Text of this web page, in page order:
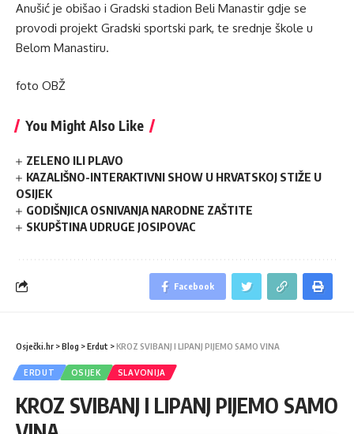
Anušić je obišao i Gradski stadion Beli Manastir gdje se
provodi projekt Gradski sportski park, te srednje škole u
Belom Manastiru.
foto OBŽ
You Might Also Like
ZELENO ILI PLAVO
KAZALIŠNO-INTERAKTIVNI SHOW U HRVATSKOJ STIŽE U
OSIJEK
GODIŠNJICA OSNIVANJA NARODNE ZAŠTITE
SKUPŠTINA UDRUGE JOSIPOVAC
Facebook
Osječki.hr >Blog >Erdut >KROZ SVIBANJ I LIPANJ PIJEMO SAMO VINA
ERDUT OSIJEK SLAVONIJA
KROZ SVIBANJ I LIPANJ PIJEMO SAMO